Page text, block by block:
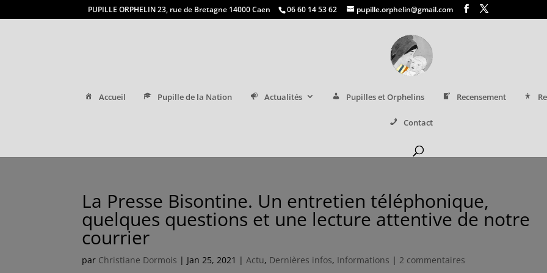
PUPILLE ORPHELIN 23, rue de Bretagne 14000 Caen 06 60 14 53 62 pupille.orphelin@gmail.com
Accueil Pupille de la Nation Actualités Pupilles et Orphelins Recensement
Contact
La Presse Bisontine. Un entretien téléphonique,
quelques questions et une lecture attentive de notre
courrier
par Christiane Dormois | Jan 25, 2021 |Actu, Dernières infos, Informations |2 commentaires